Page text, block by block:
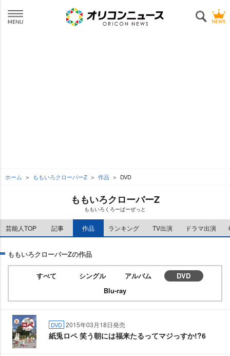
ホーム ももいろクローバーZ 作品 DVD
ももいろクローバーZ
ももいろくろーばーぜっと
芸能人TOP 記事 作品 ランキング TV出演 ドラマ出演
ももいろクローバーZの作品
すべて シングル アルバム
DVD
Blu-ray
DVD 2015年03月18日発売
紙兎ロペ 笑う朝には福来たるってマジっすか!?6